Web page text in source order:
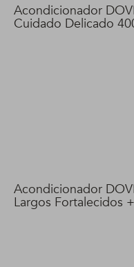
Acondicionador
Cuidado Delicado
Acondicionador
Largos Fortalecidos +